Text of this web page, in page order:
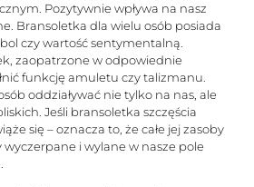
Pozytywnie wpływa na nasz
Bransoletka dla wielu osób posiada
czy wartość sentymentalną.
zaopatrzone w odpowiednie
funkcję amuletu czy talizmanu.
oddziaływać nie tylko na nas, ale
Jeśli bransoletka szczęścia
się – oznacza to, że całe jej zasoby
wyczerpane i wylane w nasze pole